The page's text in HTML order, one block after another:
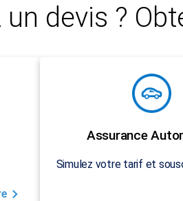
devis ?
Assurance
Simulez votre tarif et